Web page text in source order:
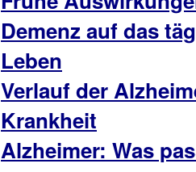
Demenz auf das
Leben
Verlauf der
Krankheit
Alzheimer: Was